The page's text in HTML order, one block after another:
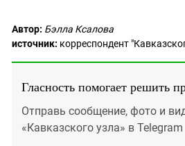
Автор: Бэлла Ксалова
источник: корреспондент
Гласность помогает решить
Отправь сообщение, фото и
«Кавказского узла» в Telegram